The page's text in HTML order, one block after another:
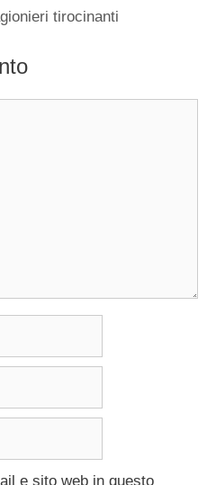
tirocinanti
e sito web in questo